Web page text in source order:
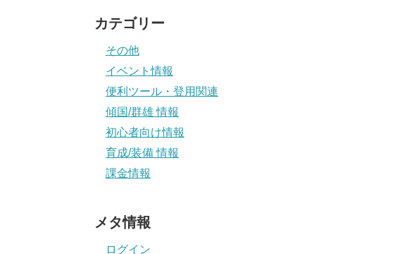
カテゴリー
その他
イベント情報
便利ツール・登用関連
傾国/群雄 情報
初心者向け情報
育成/装備 情報
課金情報
メタ情報
ログイン